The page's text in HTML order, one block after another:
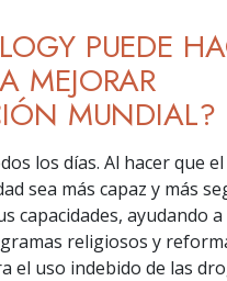
PUEDE
MEJORAR
MUNDIAL?
los días. Al hacer que
sea más capaz y más
capacidades, ayudando
religiosos y
el uso indebido de las